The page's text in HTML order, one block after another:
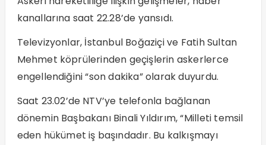
kanallarına saat 22.28’de yansıdı.
Televizyonlar, İstanbul Boğaziçi ve Fatih Sultan
Mehmet köprülerinden geçişlerin askerlerce
engellendiğini “son dakika” olarak duyurdu.
Saat 23.02’de NTV’ye telefonla bağlanan
dönemin Başbakanı Binali Yıldırım, “Milleti temsil
eden hükümet iş başındadır. Bu kalkışmayı